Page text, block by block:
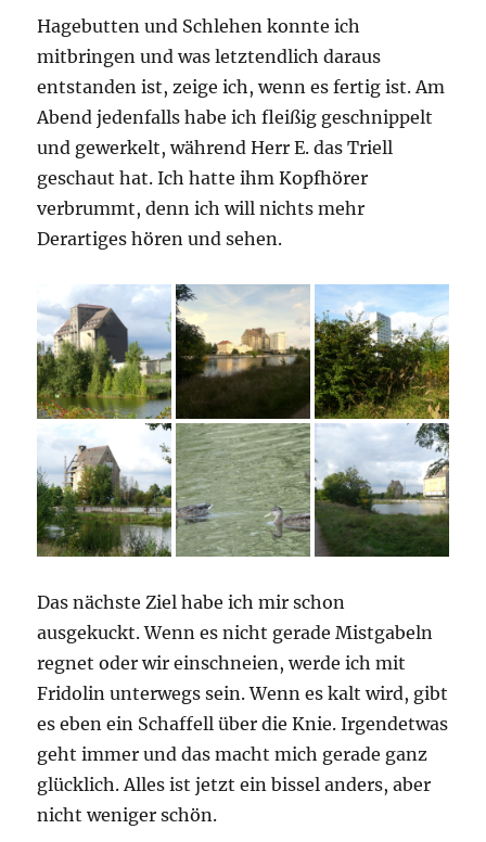
Hagebutten und Schlehen konnte ich
mitbringen und was letztendlich daraus
entstanden ist, zeige ich, wenn es fertig ist. Am
Abend jedenfalls habe ich fleißig geschnippelt
und gewerkelt, während Herr E. das Triell
geschaut hat. Ich hatte ihm Kopfhörer
verbrummt, denn ich will nichts mehr
Derartiges hören und sehen.
Das nächste Ziel habe ich mir schon
ausgekuckt. Wenn es nicht gerade Mistgabeln
regnet oder wir einschneien, werde ich mit
Fridolin unterwegs sein. Wenn es kalt wird, gibt
es eben ein Schaffell über die Knie. Irgendetwas
geht immer und das macht mich gerade ganz
glücklich. Alles ist jetzt ein bissel anders, aber
nicht weniger schön.